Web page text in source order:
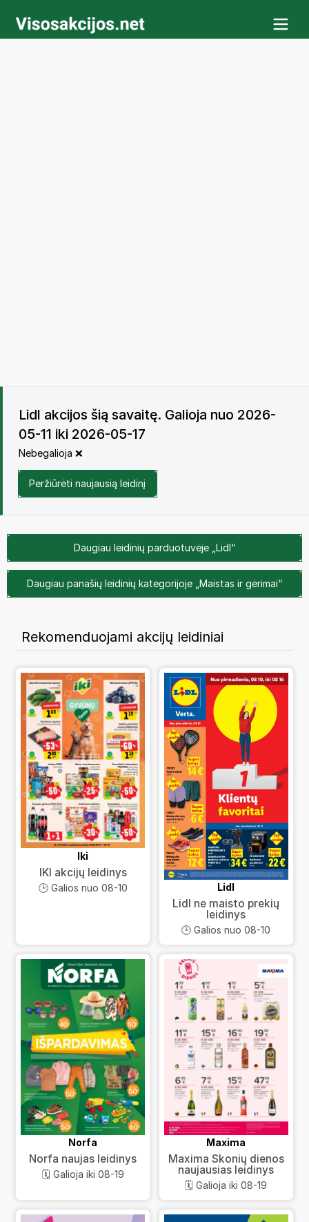
Lidl akcijos šią savaitę. Galioja nuo 2026-
05-11 iki 2026-05-17
Nebegalioja ❌
Peržiūrėti naujausią leidinį
Daugiau leidinių parduotuvėje „Lidl“
Daugiau panašių leidinių kategorijoje „Maistas ir gėrimai“
Rekomenduojami akcijų leidiniai
Iki
IKI akcijų leidinys
🕒 Galios nuo 08-10 Lidl
Lidl ne maisto prekių
leidinys
🕒 Galios nuo 08-10
Norfa
Norfa naujas leidinys
🗓️ Galioja iki 08-19
Maxima
Maxima Skonių dienos
naujausias leidinys
🗓️ Galioja iki 08-19